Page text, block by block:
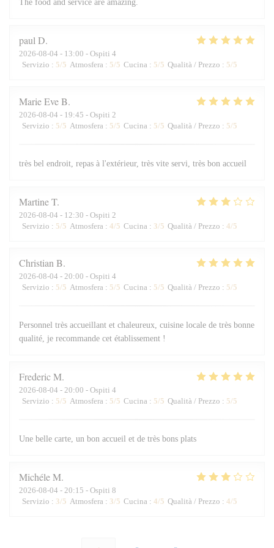
The food and service are amazing.
paul D
2026-08-04 - 13:00 - Ospiti 4
Servizio : 5/5 Atmosfera : 5/5 Cucina : 5/5 Qualità / Prezzo : 5/5
Marie EveB
2026-08-04 - 19:45 - Ospiti 2
Servizio : 5/5 Atmosfera : 5/5 Cucina : 5/5 Qualità / Prezzo : 5/5
très bel endroit, repas à l'extérieur, très vite servi, très bon accueil
MartineT
2026-08-04 - 12:30 - Ospiti 2
Servizio : 5/5 Atmosfera : 4/5 Cucina : 3/5 Qualità / Prezzo : 4/5
Christian B
2026-08-04 - 20:00 - Ospiti 4
Servizio : 5/5 Atmosfera : 5/5 Cucina : 5/5 Qualità / Prezzo : 5/5
Personnel très accueillant et chaleureux, cuisine locale de très bonne
qualité, je recommande cet établissement !
FredericM
2026-08-04 - 20:00 - Ospiti 4
Servizio : 5/5 Atmosfera : 5/5 Cucina : 5/5 Qualità / Prezzo : 5/5
Une belle carte, un bon accueil et de très bons plats
MichéleM
2026-08-04 - 20:15 - Ospiti 8
Servizio : 3/5 Atmosfera : 3/5 Cucina : 4/5 Qualità / Prezzo : 4/5